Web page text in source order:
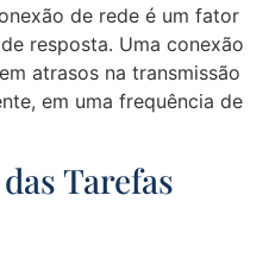
de rede é um fator
resposta. Uma conexão
atrasos na transmissão
em uma frequência de
Tarefas